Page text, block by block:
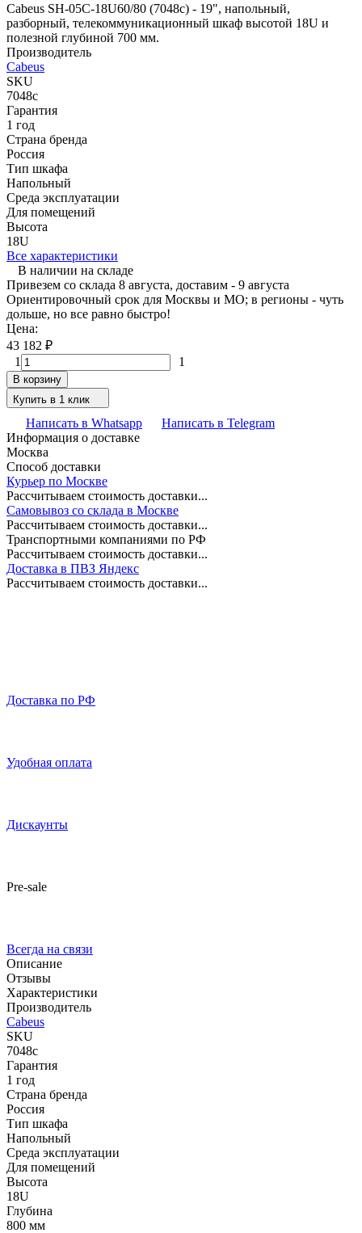
Cabeus SH-05C-18U60/80 (7048c) - 19", напольный,
разборный, телекоммуникационный шкаф высотой 18U и
полезной глубиной 700 мм.
Производитель
Cabeus
SKU
7048c
Гарантия
1 год
Страна бренда
Россия
Тип шкафа
Напольный
Среда эксплуатации
Для помещений
Высота
18U
Все характеристики
В наличии на складе
Привезем со склада 8 августа, доставим - 9 августа
Ориентировочный срок для Москвы и МО; в регионы - чуть
дольше, но все равно быстро!
Цена:
43 182 ₽
1
1
В корзину
Купить в 1 клик
Написать в Whatsapp
Написать в Telegram
Информация о доставке
Москва
Способ доставки
Курьер по Москве
Рассчитываем стоимость доставки...
Самовывоз со склада в Москве
Рассчитываем стоимость доставки...
Транспортными компаниями по РФ
Рассчитываем стоимость доставки...
Доставка в ПВЗ Яндекс
Рассчитываем стоимость доставки...
Доставка по РФ
Удобная оплата
Дискаунты
Pre-sale
Всегда на связи
Описание
Отзывы
Характеристики
Производитель
Cabeus
SKU
7048c
Гарантия
1 год
Страна бренда
Россия
Тип шкафа
Напольный
Среда эксплуатации
Для помещений
Высота
18U
Глубина
800 мм